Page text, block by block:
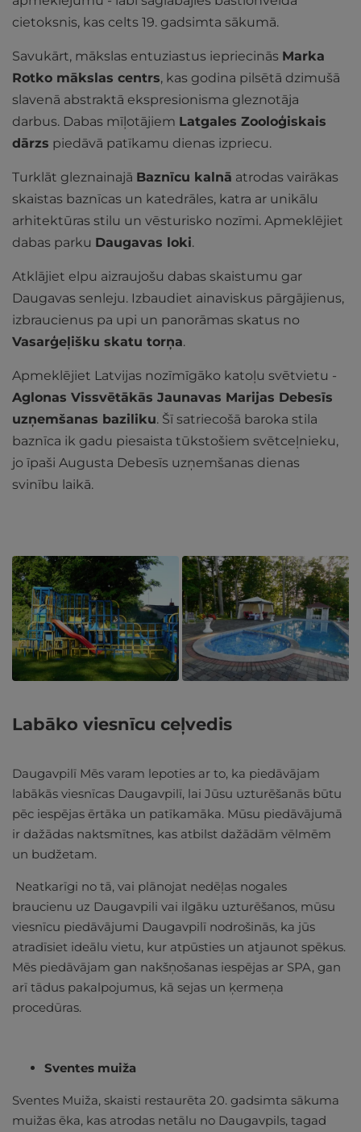
cietoksnis, kas celts 19. gadsimta sākumā.
Savukārt, mākslas entuziastus iepriecinās Marka
Rotko mākslas centrs, kas godina pilsētā dzimušā
slavenā abstraktā ekspresionisma gleznotāja
darbus. Dabas mīļotājiem Latgales Zooloģiskais
dārzs piedāvā patīkamu dienas izpriecu.
Turklāt gleznainajā Baznīcu kalnā atrodas vairākas
skaistas baznīcas un katedrāles, katra ar unikālu
arhitektūras stilu un vēsturisko nozīmi. Apmeklējiet
dabas parku Daugavas loki.
Atklājiet elpu aizraujošu dabas skaistumu gar
Daugavas senleju. Izbaudiet ainaviskus pārgājienus,
izbraucienus pa upi un panorāmas skatus no
Vasarģeļišku skatu torņa.
Apmeklējiet Latvijas nozīmīgāko katoļu svētvietu -
Aglonas Vissvētākās Jaunavas Marijas Debesīs
uzņemšanas baziliku. Šī satriecošā baroka stila
baznīca ik gadu piesaista tūkstošiem svētceļnieku,
jo īpaši Augusta Debesīs uzņemšanas dienas
svinību laikā.
Labāko viesnīcu ceļvedis
Daugavpilī Mēs varam lepoties ar to, ka piedāvājam
labākās viesnīcas Daugavpilī, lai Jūsu uzturēšanās būtu
pēc iespējas ērtāka un patīkamāka. Mūsu piedāvājumā
ir dažādas naktsmītnes, kas atbilst dažādām vēlmēm
un budžetam.
Neatkarīgi no tā, vai plānojat nedēļas nogales
braucienu uz Daugavpili vai ilgāku uzturēšanos, mūsu
viesnīcu piedāvājumi Daugavpilī nodrošinās, ka jūs
atradīsiet ideālu vietu, kur atpūsties un atjaunot spēkus.
Mēs piedāvājam gan nakšņošanas iespējas ar SPA, gan
arī tādus pakalpojumus, kā sejas un ķermeņa
procedūras.
Sventes muiža
Sventes Muiža, skaisti restaurēta 20. gadsimta sākuma
muižas ēka, kas atrodas netālu no Daugavpils, tagad